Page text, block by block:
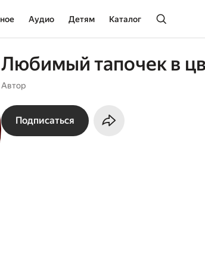
Аудио Детям Каталог
Любимый тапочек в
Автор
Подписаться